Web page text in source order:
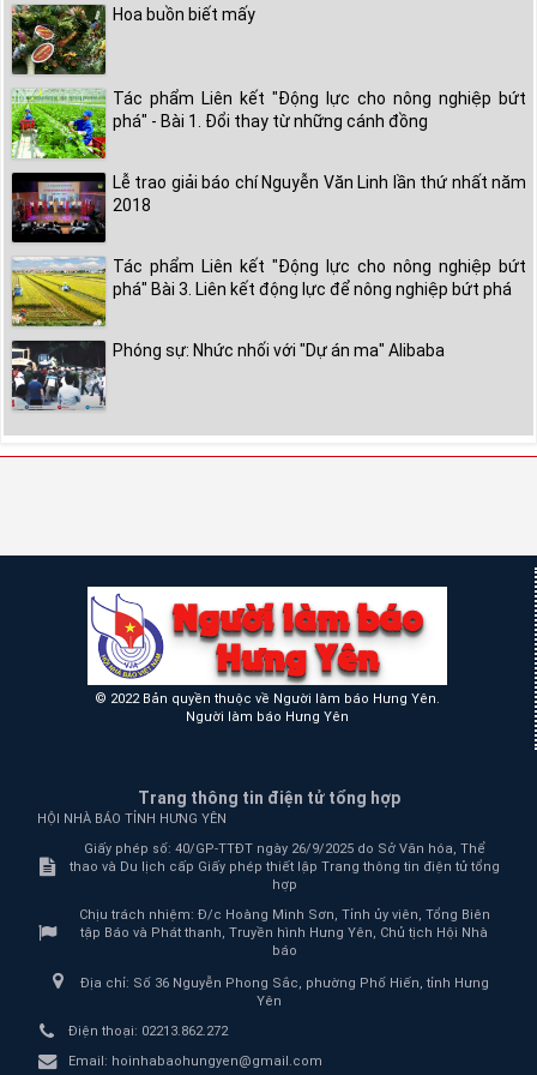
Hoa buồn biết mấy
Tác phẩm Liên kết "Động lực cho nông nghiệp bứt
phá" - Bài 1. Đổi thay từ những cánh đồng
Lễ trao giải báo chí Nguyễn Văn Linh lần thứ nhất năm
2018
Tác phẩm Liên kết "Động lực cho nông nghiệp bứt
phá" Bài 3. Liên kết động lực để nông nghiệp bứt phá
Phóng sự: Nhức nhối với "Dự án ma" Alibaba
© 2022 Bản quyền thuộc về Người làm báo Hưng Yên.
Người làm báo Hưng Yên
Trang thông tin điện tử tổng hợp
HỘI NHÀ BÁO TỈNH HƯNG YÊN
Giấy phép số: 40/GP-TTĐT ngày 26/9/2025 do Sở Văn hóa, Thể
thao và Du lịch cấp Giấy phép thiết lập Trang thông tin điện tử tổng
hợp
Chịu trách nhiệm: Đ/c Hoàng Minh Sơn, Tỉnh ủy viên, Tổng Biên
tập Báo và Phát thanh, Truyền hình Hưng Yên, Chủ tịch Hội Nhà
báo
Địa chỉ: Số 36 Nguyễn Phong Sắc, phường Phố Hiến, tỉnh Hưng
Yên
Điện thoại: 02213.862.272
Email: hoinhabaohungyen@gmail.com